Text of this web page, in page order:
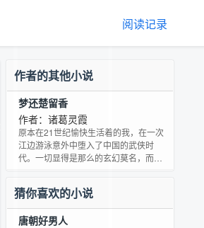
阅读记录
作者的其他小说
梦还楚留香
作者：诸葛灵霞
原本在21世纪愉快生活着的我，在一次
江边游泳意外中堕入了中国的武侠时
代。一切显得是那么的玄幻莫名，而我
命、某种追寻，不过我却只能在未知的
探求中寻找真正的答案。
猜你喜欢的小说
唐朝好男人